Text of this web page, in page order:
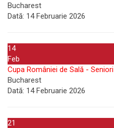
Bucharest
Dată: 14 Februarie 2026
14
Feb
Cupa României de Sală - Seniori
Bucharest
Dată: 14 Februarie 2026
21